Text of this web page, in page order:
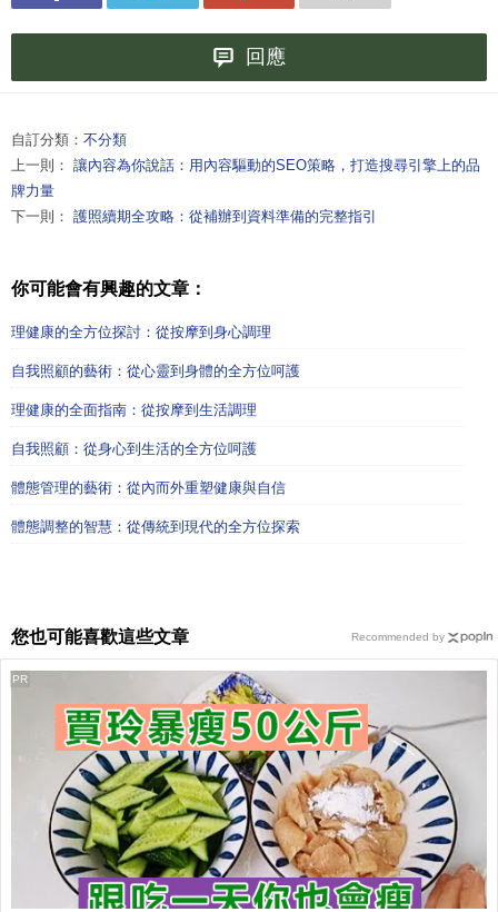
回應
自訂分類： 不分類
上一則： 讓內容為你說話：用內容驅動的SEO策略，打造搜尋引擎上的品
牌力量
下一則： 護照續期全攻略：從補辦到資料準備的完整指引
你可能會有興趣的文章：
理健康的全方位探討：從按摩到身心調理
自我照顧的藝術：從心靈到身體的全方位呵護
理健康的全面指南：從按摩到生活調理
自我照顧：從身心到生活的全方位呵護
體態管理的藝術：從內而外重塑健康與自信
體態調整的智慧：從傳統到現代的全方位探索
您也可能喜歡這些文章
PR
Recommended by